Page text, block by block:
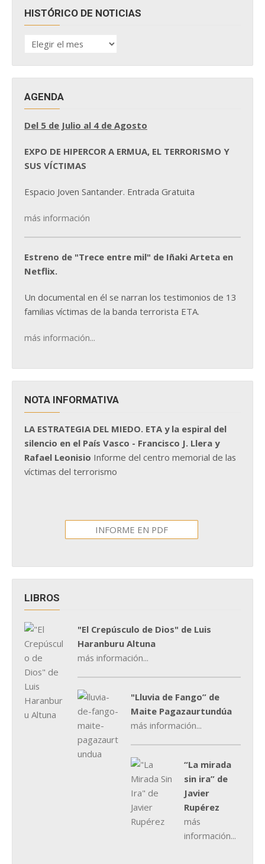
HISTÓRICO DE NOTICIAS
HISTÓRICO
DE
AGENDA
Del 5 de Julio al 4 de Agosto
EXPO DE HIPERCOR A ERMUA, EL TERRORISMO Y
SUS VÍCTIMAS
Espacio Joven Santander. Entrada Gratuita
más información
Estreno de "Trece entre mil" de Iñaki Arteta en
Netflix.
Un documental en él se narran los testimonios de 13
familias víctimas de la banda terrorista ETA.
más información...
NOTA INFORMATIVA
LA ESTRATEGIA DEL MIEDO. ETA y la espiral del
silencio en el País Vasco - Francisco J. Llera y
Rafael Leonisio Informe del centro memorial de las
víctimas del terrorismo
INFORME EN PDF
LIBROS
"El Crepúsculo de Dios" de Luis
Haranburu Altuna
más información...
"Lluvia de Fango” de
Maite Pagazaurtundúa
más información...
“La mirada
sin ira” de
Javier
Rupérez
más
información...